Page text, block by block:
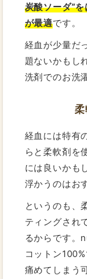
炭酸ソーダ”
が最適です。
経血が少量だ
題ないかもし
洗剤でのお洗
経血には特有
らと柔軟剤を
には良いかも
浮かうのはお
というのも、
ティングされ
るからです。
コットン
痛めてしまう